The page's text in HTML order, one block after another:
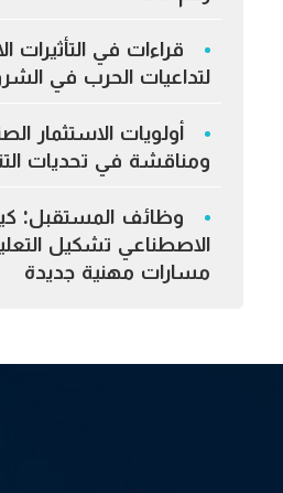
قراءات في التأثيرات
لتداعيات الحرب في
أولويات الاستثمار
ومناقشة في تحديات
وظائف المستقبل:
الاصطناعي تشكيل
مسارات مهنية جديدة